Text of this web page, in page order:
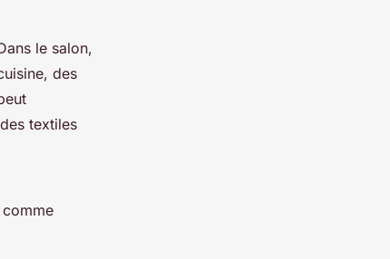
le salon,
des
textiles
comme